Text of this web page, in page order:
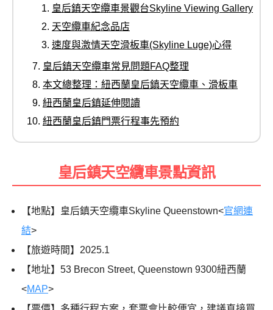
皇后鎮天空纜車景觀台Skyline Viewing Gallery
天空纜車紀念品店
速度與激情天空滑板車(Skyline Luge)心得
皇后鎮天空纜車常見問題FAQ整理
本文總整理：紐西蘭皇后鎮天空纜車、滑板車
紐西蘭皇后鎮延伸閱讀
紐西蘭皇后鎮門票行程事先預約
皇后鎮天空纜車景點資訊
【地點】皇后鎮天空纜車Skyline Queenstown<官網連
結>
【旅遊時間】 2025.1
【地址】53 Brecon Street, Queenstown 9300紐西蘭
<MAP>